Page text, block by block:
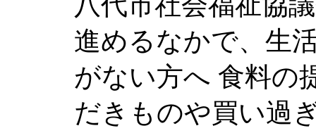
進めるなかで、生
がない方へ 食料の
だきものや買い過